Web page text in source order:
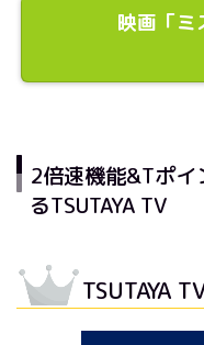
映画「ミ
2倍速機能&Tポ
るTSUTAYA TV
TSUTAYA